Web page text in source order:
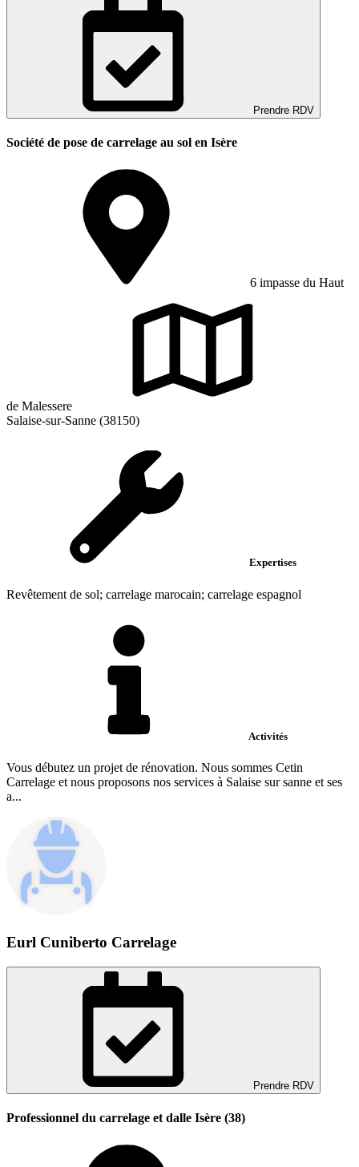
Prendre RDV
Société de pose de carrelage au sol en Isère
6 impasse du Haut
de Malessere
Salaise-sur-Sanne (38150)
Expertises
Revêtement de sol; carrelage marocain; carrelage espagnol
Activités
Vous débutez un projet de rénovation. Nous sommes Cetin
Carrelage et nous proposons nos services à Salaise sur sanne et ses
a...
Eurl Cuniberto Carrelage
Prendre RDV
Professionnel du carrelage et dalle Isère (38)